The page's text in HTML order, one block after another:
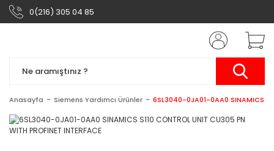
0(216) 305 04 85
Anasayfa Siemens Yardımcı Ürünler 6SL3040-0JA01-0AA0 SINAMICS